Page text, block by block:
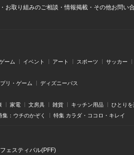
お取り組みのご相談・情報掲載・その他お問い
ーム イベント アート スポーツ サッカー
リ・ゲーム ディズニーパス
家電 文房具 雑貨 キッチン用品 ひとり
集：ウチのかぞく 特集 カラダ・ココロ・キレイ
ェスティバル(PFF)